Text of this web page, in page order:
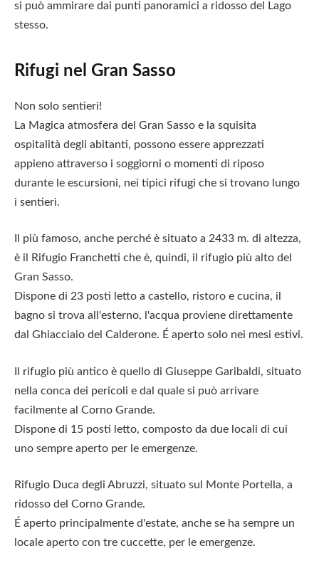
si può ammirare dai punti panoramici a ridosso del Lago
stesso.
Rifugi nel Gran Sasso
Non solo sentieri!
La Magica atmosfera del Gran Sasso e la squisita
ospitalità degli abitanti, possono essere apprezzati
appieno attraverso i soggiorni o momenti di riposo
durante le escursioni, nei tipici rifugi che si trovano lungo
i sentieri.
Il più famoso, anche perché è situato a 2433 m. di altezza,
è il Rifugio Franchetti che è, quindi, il rifugio più alto del
Gran Sasso.
Dispone di 23 posti letto a castello, ristoro e cucina, il
bagno si trova all'esterno, l'acqua proviene direttamente
dal Ghiacciaio del Calderone. É aperto solo nei mesi estivi.
Il rifugio più antico è quello di Giuseppe Garibaldi, situato
nella conca dei pericoli e dal quale si può arrivare
facilmente al Corno Grande.
Dispone di 15 posti letto, composto da due locali di cui
uno sempre aperto per le emergenze.
Rifugio Duca degli Abruzzi, situato sul Monte Portella, a
ridosso del Corno Grande.
É aperto principalmente d'estate, anche se ha sempre un
locale aperto con tre cuccette, per le emergenze.